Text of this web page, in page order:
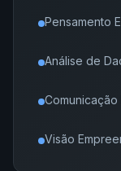
Pensamento
Análise de
Comunicação
Visão